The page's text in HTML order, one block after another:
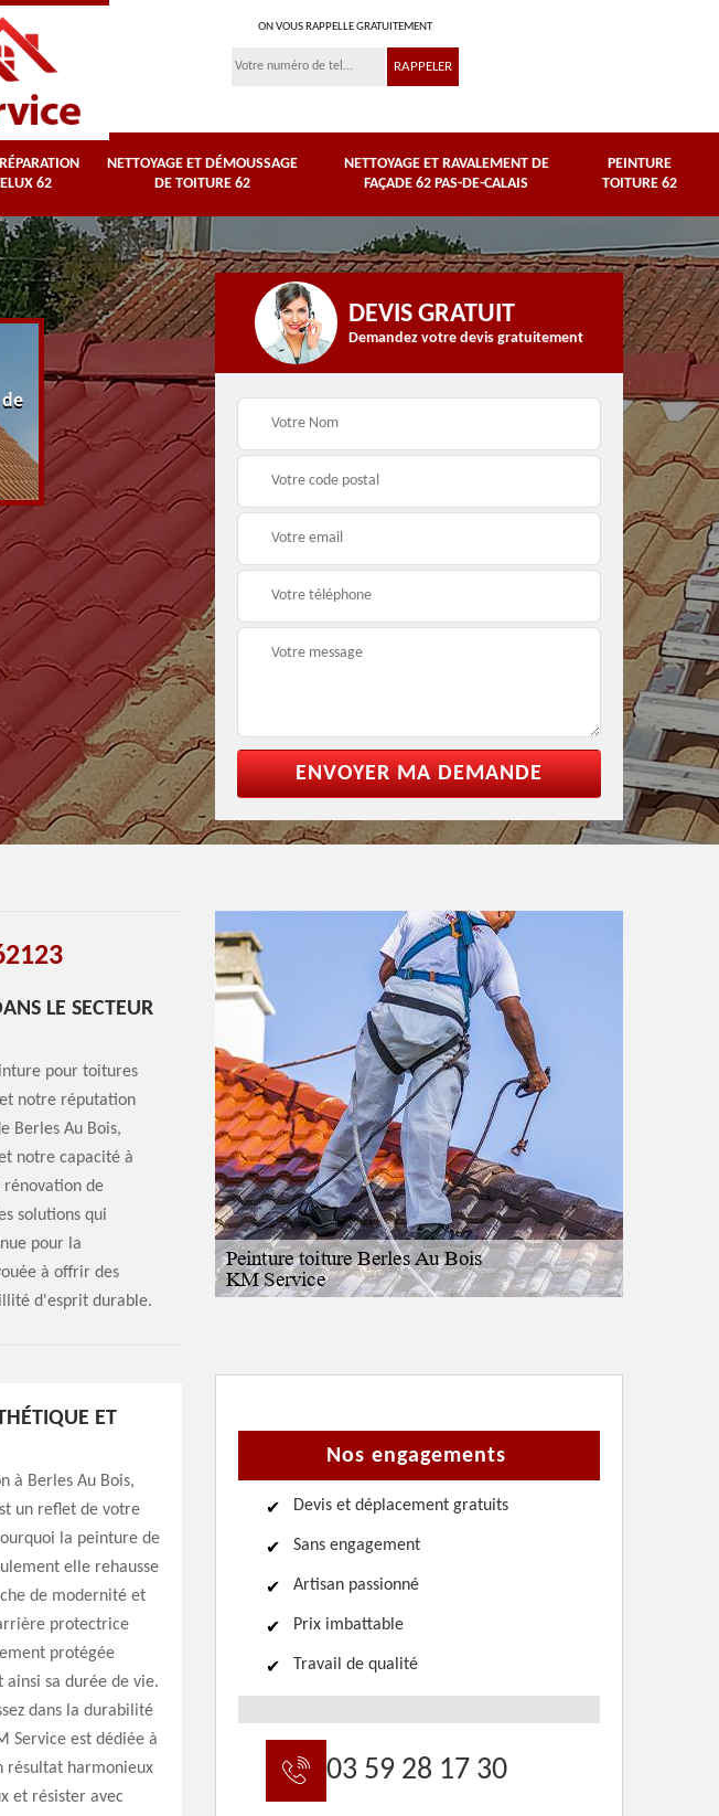
ON VOUS RAPPELLE GRATUITEMENT
62
NETTOYAGE ET DÉMOUSSAGE
DE TOITURE 62
NETTOYAGE ET RAVALEMENT DE
FAÇADE 62 PAS-DE-CALAIS
PEINTURE
TOITURE 62
Nettoyage et
démoussage de
toiture 62
62 Pas-de-Calais
Peinture toiture 62
DEVIS GRATUIT
Demandez votre devis gratuitement
LE SECTEUR
pour toitures
notre réputation
Berles Au Bois,
notre capacité à
rénovation de
solutions qui
pour la
à offrir des
d'esprit durable.
ET
à Berles Au Bois,
un reflet de votre
la peinture de
elle rehausse
de modernité et
protectrice
protégée
sa durée de vie.
dans la durabilité
Service est dédiée à
résultat harmonieux
et résister avec
Nos engagements
Devis et déplacement gratuits
Sans engagement
Artisan passionné
Prix imbattable
Travail de qualité
03 59 28 17 30